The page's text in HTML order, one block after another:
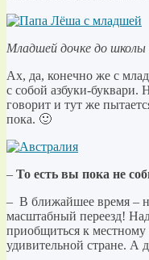
Младшей дочке до школы
Ах, да, конечно же с
с собой азбуки-буквари.
говорит и тут же
пока. 🙂
– То есть вы пока не
– В ближайшее время –
масштабный переезд!
приобщиться к
удивительной стране. А